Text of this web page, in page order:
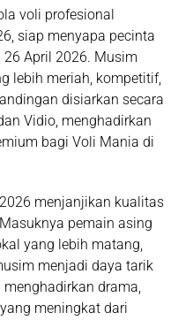
voli profesional
, siap menyapa pecinta
April 2026. Musim
lebih meriah, kompetitif,
disiarkan secara
Vidio, menghadirkan
bagi Voli Mania di
menjanjikan kualitas
pemain asing
yang lebih matang,
menjadi daya tarik
drama,
meningkat dari